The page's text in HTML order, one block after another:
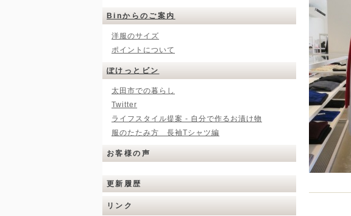
Binからのご案内
洋服のサイズ
ポイントについて
ぽけっとビン
太田市での暮らし
Twitter
ライフスタイル提案 - 自分で作るお漬け物
服のたたみ方 長袖Tシャツ編
お客様の声
更新履歴
リンク